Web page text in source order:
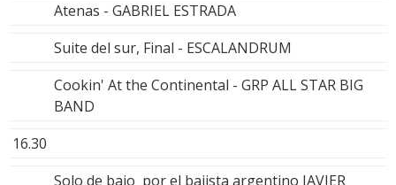
Atenas - GABRIEL ESTRADA
Suite del sur, Final - ESCALANDRUM
Cookin' At the Continental - GRP ALL STAR BIG
BAND
16.30
Solo de bajo por el bajista argentino JAVIER